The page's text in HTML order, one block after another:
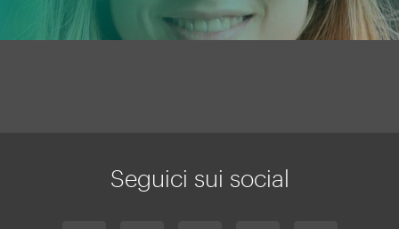
Seguici sui social